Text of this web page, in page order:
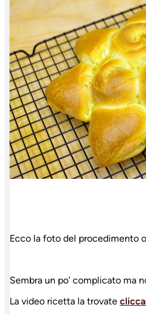
Ecco la foto del procedimento
Sembra un po’ complicato ma
La video ricetta la trovate